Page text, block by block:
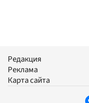
Редакция
Реклама
Карта сайта